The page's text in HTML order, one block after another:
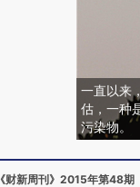
一直以来
估，一种
污染物。
《财新周刊》2015年第48期